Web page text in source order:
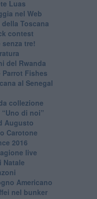
Luas
nel Web
Toscana
contest
tre!
del Rwanda
Fishes
al Senegal
collezione
di noi”
Augusto
Carotone
2016
live
Natale
Americano
nel bunker